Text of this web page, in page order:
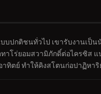
บปกติชนทั่วไป เขารับงานเ
าโร่ยอมสวามิภักดิ์ต่อไครซิส
ทิตย์ ทำให้คิงสโตนก่อปาฏิห